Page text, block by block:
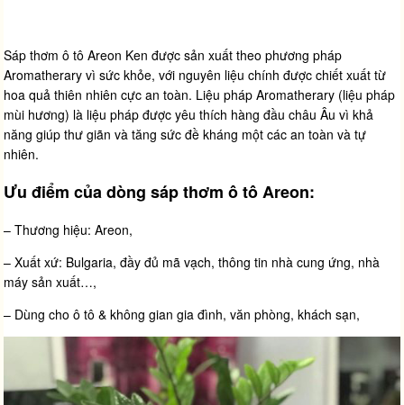
Sáp thơm ô tô Areon Ken được sản xuất theo phương pháp
Aromatherary vì sức khỏe, với nguyên liệu chính được chiết xuất từ
hoa quả thiên nhiên cực an toàn. Liệu pháp Aromatherary (liệu pháp
mùi hương) là liệu pháp được yêu thích hàng đầu châu Âu vì khả
năng giúp thư giãn và tăng sức đề kháng một các an toàn và tự
nhiên.
Ưu điểm của dòng sáp thơm ô tô Areon:
– Thương hiệu: Areon,
– Xuất xứ: Bulgaria, đầy đủ mã vạch, thông tin nhà cung ứng, nhà
máy sản xuất…,
– Dùng cho ô tô & không gian gia đình, văn phòng, khách sạn,